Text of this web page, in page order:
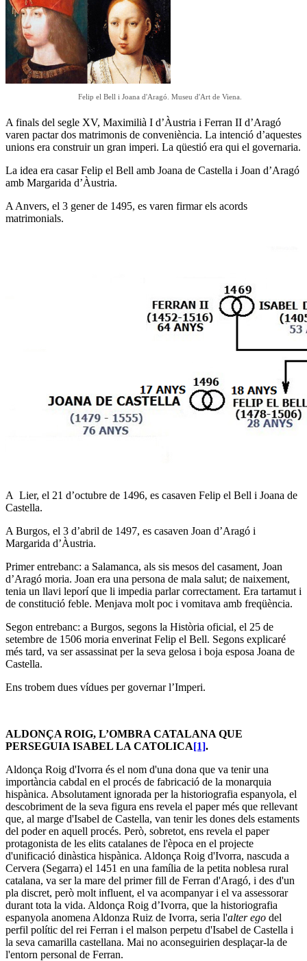
Felip el Bell i Joana d'Aragó. Museu d'Art de Viena.
A finals del segle XV, Maximilià I d’Àustria i Ferran II d’Aragó
varen pactar dos matrimonis de conveniència. La intenció d’aquestes
unions era construir un gran imperi. La qüestió era qui el governaria.
La idea era casar Felip el Bell amb Joana de Castella i Joan d’Aragó
amb Margarida d’Àustria.
A Anvers, el 3 gener de 1495, es varen firmar els acords
matrimonials.
A Lier, el 21 d’octubre de 1496, es casaven Felip el Bell i Joana de
Castella.
A Burgos, el 3 d’abril de 1497, es casaven Joan d’Aragó i
Margarida d’Àustria.
Primer entrebanc: a Salamanca, als sis mesos del casament, Joan
d’Aragó moria. Joan era una persona de mala salut; de naixement,
tenia un llavi leporí que li impedia parlar correctament. Era tartamut i
de constitució feble. Menjava molt poc i vomitava amb freqüència.
Segon entrebanc: a Burgos, segons la Història oficial, el 25 de
setembre de 1506 moria enverinat Felip el Bell. Segons explicaré
més tard, va ser assassinat per la seva gelosa i boja esposa Joana de
Castella.
Ens trobem dues vídues per governar l’Imperi.
ALDONÇA ROIG, L’OMBRA CATALANA QUE
PERSEGUIA ISABEL LA CATOLICA[1].
Aldonça Roig d'Ivorra és el nom d'una dona que va tenir una
importància cabdal en el procés de fabricació de la monarquia
hispànica. Absolutament ignorada per la historiografia espanyola, el
descobriment de la seva figura ens revela el paper més que rellevant
que, al marge d'Isabel de Castella, van tenir les dones dels estaments
del poder en aquell procés. Però, sobretot, ens revela el paper
protagonista de les elits catalanes de l'època en el projecte
d'unificació dinàstica hispànica. Aldonça Roig d'Ivorra, nascuda a
Cervera (Segarra) el 1451 en una família de la petita noblesa rural
catalana, va ser la mare del primer fill de Ferran d'Aragó, i des d'un
pla discret, però molt influent, el va acompanyar i el va assessorar
durant tota la vida. Aldonça Roig d’Ivorra, que la historiografia
espanyola anomena Aldonza Ruiz de Ivorra, seria l'alter ego del
perfil polític del rei Ferran i el malson perpetu d'Isabel de Castella i
la seva camarilla castellana. Mai no aconseguirien desplaçar-la de
l'entorn personal de Ferran.